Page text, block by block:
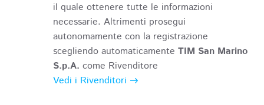
il quale ottenere tutte le informazioni
necessarie. Altrimenti prosegui
autonomamente con la registrazione
scegliendo automaticamente TIM San Marino
S.p.A. come Rivenditore
Vedi i Rivenditori